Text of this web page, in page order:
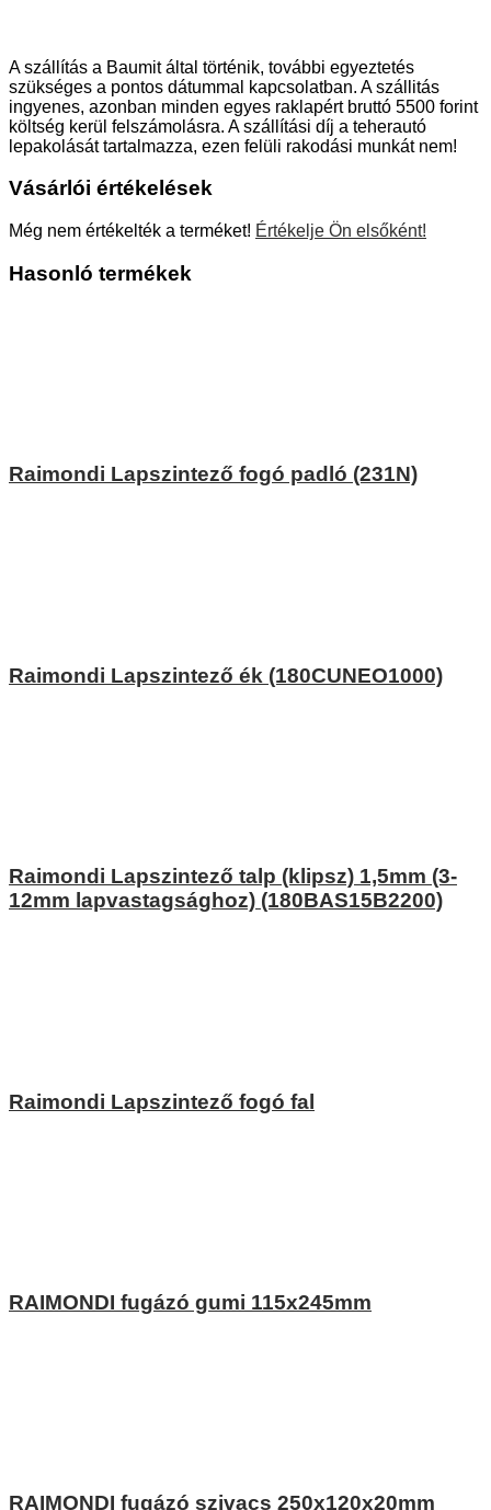
A szállítás a Baumit által történik, további egyeztetés
szükséges a pontos dátummal kapcsolatban. A szállitás
ingyenes, azonban minden egyes raklapért bruttó 5500 forint
költség kerül felszámolásra. A szállítási díj a teherautó
lepakolását tartalmazza, ezen felüli rakodási munkát nem!
Vásárlói értékelések
Még nem értékelték a terméket! Értékelje Ön elsőként!
Hasonló termékek
Raimondi Lapszintező fogó padló (231N)
Raimondi Lapszintező ék (180CUNEO1000)
Raimondi Lapszintező talp (klipsz) 1,5mm (3-
12mm lapvastagsághoz) (180BAS15B2200)
Raimondi Lapszintező fogó fal
RAIMONDI fugázó gumi 115x245mm
RAIMONDI fugázó szivacs 250x120x20mm